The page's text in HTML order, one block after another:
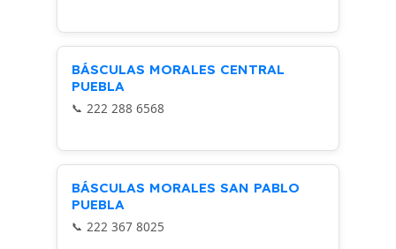
BÁSCULAS MORALES CENTRAL
PUEBLA
222 288 6568
BÁSCULAS MORALES SAN PABLO
PUEBLA
222 367 8025